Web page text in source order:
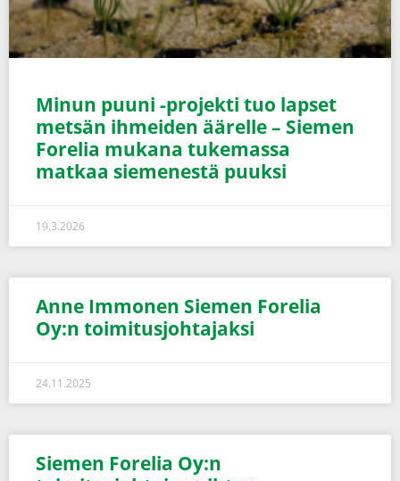
Minun puuni -projekti tuo lapset
metsän ihmeiden äärelle – Siemen
Forelia mukana tukemassa
matkaa siemenestä puuksi
19.3.2026
Anne Immonen Siemen Forelia
Oy:n toimitusjohtajaksi
24.11.2025
Siemen Forelia Oy:n